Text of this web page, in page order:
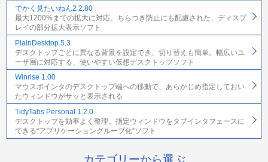
でかく見たいねん2 2.80
最大1200%までの拡大に対応。ちらつき防止にも配慮された、ディスプ
レイの部分拡大表示ソフト
PlainDesktop 5.3
デスクトップごとに異なる背景を設定でき、切り替えも簡単。幅広いユ
ーザ層に対応する、使いやすい仮想デスクトップソフト
Winrise 1.00
マウスポインタのデスクトップ端への移動で、あらかじめ指定しておい
たウィンドウがサッと表示される
TidyTabs Personal 1.2.0
デスクトップを効率よく整理。指定ウィンドウをタブインタフェースに
できる“アプリケーショングループ化”ソフト
カテゴリーから選ぶ